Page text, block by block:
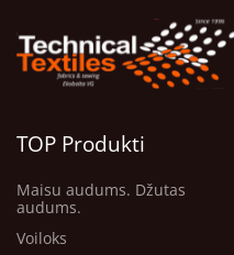
TOP Produkti
Maisu audums. Džutas
audums.
Voiloks